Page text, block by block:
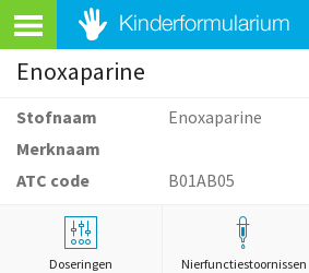
Enoxaparine
Stofnaam
Enoxaparine
Merknaam
ATC code
B01AB05
Doseringen Nierfunctiestoornissen